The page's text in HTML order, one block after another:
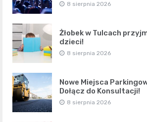
8 sierpnia 2026
Żłobek w Tulcach
dzieci!
8 sierpnia 2026
Nowe Miejsca
Dołącz do Konsultacji!
8 sierpnia 2026